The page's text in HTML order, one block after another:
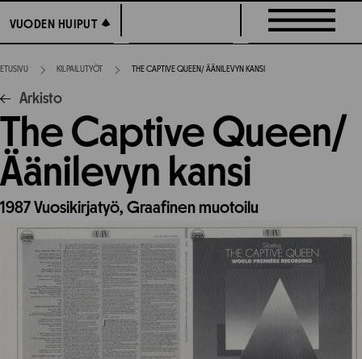
suoraan
sisältöön
VUODEN HUIPUT
VUODEN HUIPUT
ETUSIVU KILPAILUTYÖT THE CAPTIVE QUEEN/ ÄÄNILEVYN KANSI
Arkisto
The Captive Queen/
Äänilevyn kansi
1987Vuosikirjatyö, Graafinen muotoilu